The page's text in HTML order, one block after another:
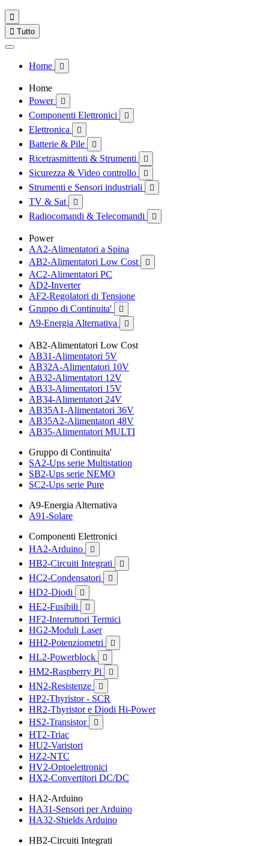

 Tutto
Home 
Home
Power

Componenti Elettronici 
Elettronica 
Batterie & Pile 
Ricetrasmittenti & Strumenti 
Sicurezza & Video controllo 
Strumenti e Sensori industriali 
TV & Sat 
Radiocomandi & Telecomandi 
Power
AA2-Alimentatori a Spina
AB2-Alimentatori Low Cost

AC2-Alimentatori PC
AD2-Inverter
AF2-Regolatori di Tensione
Gruppo di Continuita'

A9-Energia Alternativa 
AB2-Alimentatori Low Cost
AB31-Alimentatori 5V
AB32A-Alimentatori 10V
AB32-Alimentatori 12V
AB33-Alimentatori 15V
AB34-Alimentatori 24V
AB35A1-Alimentatori 36V
AB35A2-Alimentatori 48V
AB35-Alimentatori MULTI
Gruppo di Continuita'
SA2-Ups serie Multistation
SB2-Ups serie NEMO
SC2-Ups serie Pure
A9-Energia Alternativa
A91-Solare
Componenti Elettronici
HA2-Arduino

HB2-Circuiti Integrati 
HC2-Condensatori 
HD2-Diodi 
HE2-Fusibili 
HF2-Interruttori Termici
HG2-Moduli Laser
HH2-Potenziometri

HL2-Powerblock 
HM2-Raspberry Pi 
HN2-Resistenze 
HP2-Thyristor - SCR
HR2-Thyristor e Diodi Hi-Power
HS2-Transistor

HT2-Triac
HU2-Varistori
HZ2-NTC
HV2-Optoelettronici
HX2-Convertitori DC/DC
HA2-Arduino
HA31-Sensori per Arduino
HA32-Shields Arduino
HB2-Circuiti Integrati